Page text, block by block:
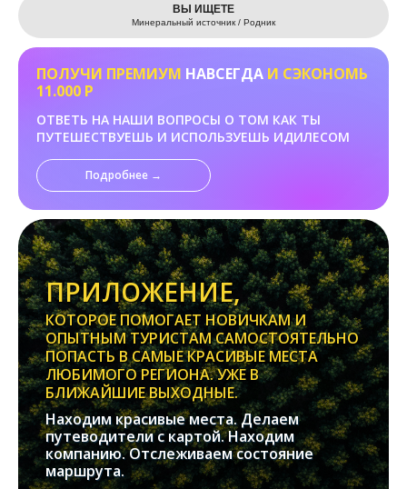
ВЫ ИЩЕТЕ
Минеральный источник / Родник
ПОЛУЧИ ПРЕМИУМ НАВСЕГДА И СЭКОНОМЬ
11.000 Р
ОТВЕТЬ НА НАШИ ВОПРОСЫ О ТОМ КАК ТЫ
ПУТЕШЕСТВУЕШЬ И ИСПОЛЬЗУЕШЬ ИДИЛЕСОМ
Подробнее →
ПРИЛОЖЕНИЕ,
КОТОРОЕ ПОМОГАЕТ НОВИЧКАМ И
ОПЫТНЫМ ТУРИСТАМ САМОСТОЯТЕЛЬНО
ПОПАСТЬ В САМЫЕ КРАСИВЫЕ МЕСТА
ЛЮБИМОГО РЕГИОНА. УЖЕ В
БЛИЖАЙШИЕ ВЫХОДНЫЕ.
Находим красивые места. Делаем
путеводители с картой. Находим
компанию. Отслеживаем состояние
маршрута.